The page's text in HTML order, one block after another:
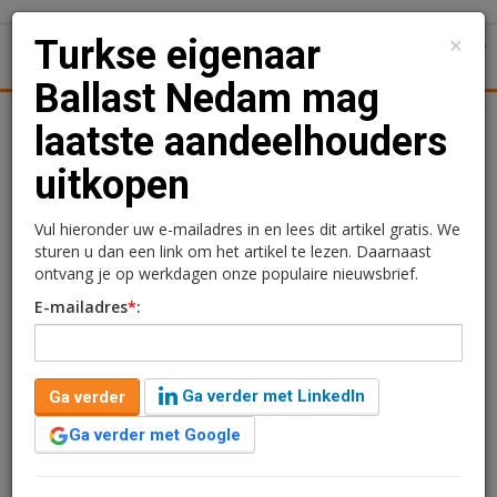
Nieuws Achtergronden Woningmarkt
Turkse eigenaar Ballast
Nedam mag laatste
aandeelhouders uitkopen
Een overwinning voor Renaissance Infrastructure, de
nieuwe eigenaar van Ballast Nedam bij de
Ondernemingskamer van het gerechtshof Amsterdam.
×
Turkse eigenaar
Ballast Nedam mag
laatste aandeelhouders
uitkopen
Vul hieronder uw e-mailadres in en lees dit artikel gratis. We
sturen u dan een link om het artikel te lezen. Daarnaast
ontvang je op werkdagen onze populaire nieuwsbrief.
E-mailadres*:
Ga verder
Ga verder met LinkedIn
Ga verder met Google